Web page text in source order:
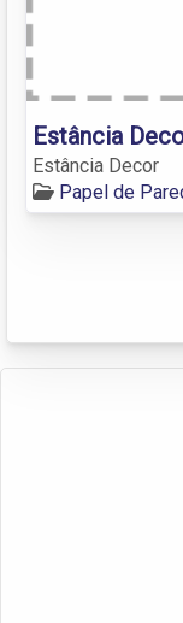
Estância
Estância Decor
Papel de